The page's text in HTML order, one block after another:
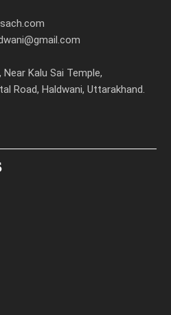
Near Kalu Sai Temple,
Road, Haldwani, Uttarakhand.